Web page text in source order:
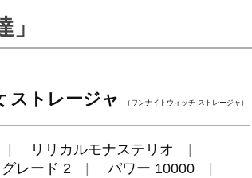
ストレージャ （ワンナイトウィッチ ストレージャ）
リリカルモナステリオ
グレード 2
パワー 10000